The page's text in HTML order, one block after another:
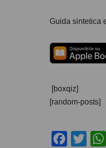
Guida sintetica
[boxqiz]
[random-posts]
F
T